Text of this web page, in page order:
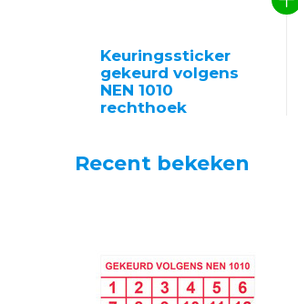
Keuringssticker
gekeurd volgens
NEN 1010
rechthoek
Recent bekeken